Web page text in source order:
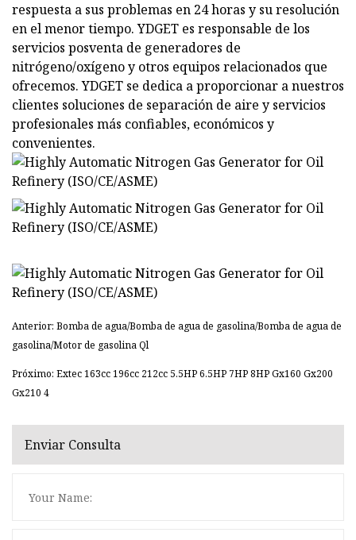
respuesta a sus problemas en 24 horas y su resolución
en el menor tiempo. YDGET es responsable de los
servicios posventa de generadores de
nitrógeno/oxígeno y otros equipos relacionados que
ofrecemos. YDGET se dedica a proporcionar a nuestros
clientes soluciones de separación de aire y servicios
profesionales más confiables, económicos y
convenientes.
Anterior: Bomba de agua/Bomba de agua de gasolina/Bomba de agua de
gasolina/Motor de gasolina Ql
Próximo: Extec 163cc 196cc 212cc 5.5HP 6.5HP 7HP 8HP Gx160 Gx200
Gx210 4
Enviar Consulta